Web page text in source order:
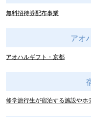
無料招待券配布事業
アオ
アオハルギフト・京都
修学旅行生が宿泊する施設や